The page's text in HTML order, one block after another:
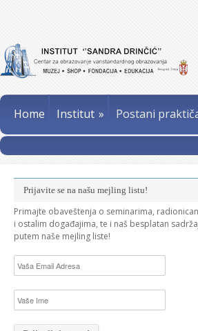
Home Institut » Postani
Prijavite se na našu mejling listu!
Primajte obaveštenja o seminarima,
i ostalim događajima, te i naš besplatan
putem naše mejling liste!